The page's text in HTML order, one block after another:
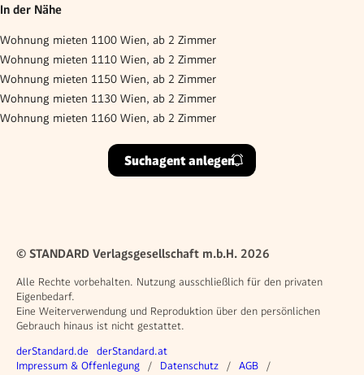
In der Nähe
Wohnung mieten 1100 Wien, ab 2 Zimmer
Wohnung mieten 1110 Wien, ab 2 Zimmer
Wohnung mieten 1150 Wien, ab 2 Zimmer
Wohnung mieten 1130 Wien, ab 2 Zimmer
Wohnung mieten 1160 Wien, ab 2 Zimmer
Suchagent anlegen
© STANDARD Verlagsgesellschaft m.b.H. 2026
Alle Rechte vorbehalten. Nutzung ausschließlich für den privaten
Eigenbedarf.
Eine Weiterverwendung und Reproduktion über den persönlichen
Gebrauch hinaus ist nicht gestattet.
Weitere Angebote
derStandard.de derStandard.at
Rechtliches
Impressum & Offenlegung Datenschutz
AGB